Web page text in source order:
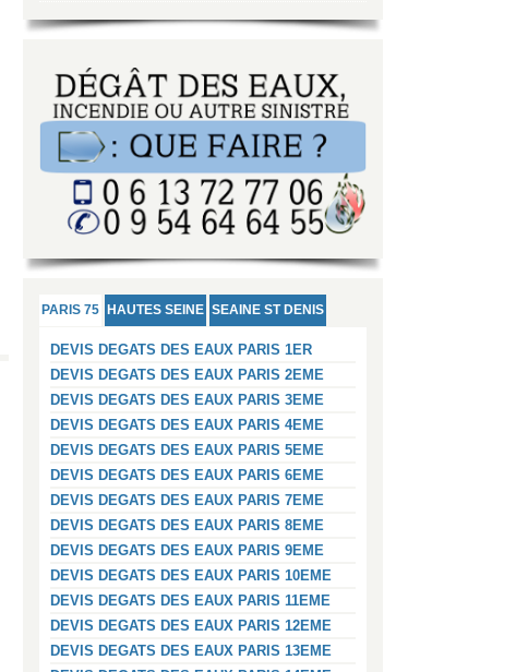
PARIS 75 HAUTES SEINE SEAINE ST DENIS
DEVIS DEGATS DES EAUX PARIS 1ER
DEVIS DEGATS DES EAUX PARIS 2EME
DEVIS DEGATS DES EAUX PARIS 3EME
DEVIS DEGATS DES EAUX PARIS 4EME
DEVIS DEGATS DES EAUX PARIS 5EME
DEVIS DEGATS DES EAUX PARIS 6EME
DEVIS DEGATS DES EAUX PARIS 7EME
DEVIS DEGATS DES EAUX PARIS 8EME
DEVIS DEGATS DES EAUX PARIS 9EME
DEVIS DEGATS DES EAUX PARIS 10EME
DEVIS DEGATS DES EAUX PARIS 11EME
DEVIS DEGATS DES EAUX PARIS 12EME
DEVIS DEGATS DES EAUX PARIS 13EME